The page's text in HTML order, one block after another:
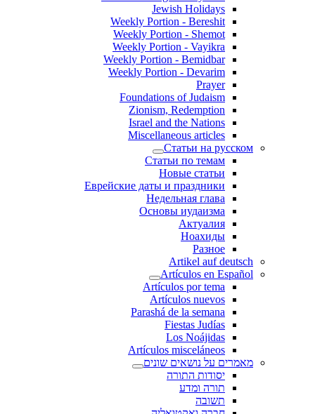
Jewish Holidays
Weekly Portion - Bereshit
Weekly Portion - Shemot
Weekly Portion - Vayikra
Weekly Portion - Bemidbar
Weekly Portion - Devarim
Prayer
Foundations of Judaism
Zionism, Redemption
Israel and the Nations
Miscellaneous articles
Статьи на русском
Статьи по темам
Новые статьи
Еврейские даты и праздники
Недельная глава
Основы иудаизма
Актуалия
Ноахиды
Разное
Artikel auf deutsch
Artículos en Español
Artículos por tema
Artículos nuevos
Parashá de la semana
Fiestas Judías
Los Noájidas
Artículos misceláneos
מאמרים על נושאים שונים
יסודות התורה
תורה ומדע
תשובה